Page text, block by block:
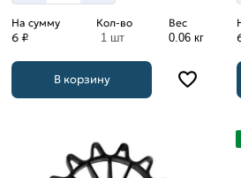
На сумму
6 ₽
Кол-во
1 шт
Вес
0.06 кг
В корзину